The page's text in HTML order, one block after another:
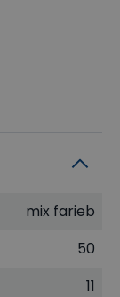
mix farieb
50
11